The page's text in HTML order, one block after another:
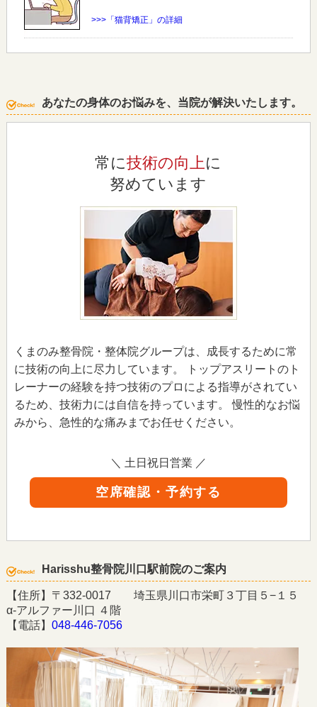
>>>「猫背矯正」の詳細
あなたの身体のお悩みを、当院が解決いたします。
常に技術の向上に
努めています
くまのみ整骨院・整体院グループは、成長するために常
に技術の向上に尽力しています。 トップアスリートのト
レーナーの経験を持つ技術のプロによる指導がされてい
るため、技術力には自信を持っています。 慢性的なお悩
みから、急性的な痛みまでお任せください。
＼ 土日祝日営業 ／
空席確認・予約する
Harisshu整骨院川口駅前院のご案内
【住所】〒332-0017 埼玉県川口市栄町３丁目５−１５
α-アルファー川口 ４階
【電話】 048-446-7056